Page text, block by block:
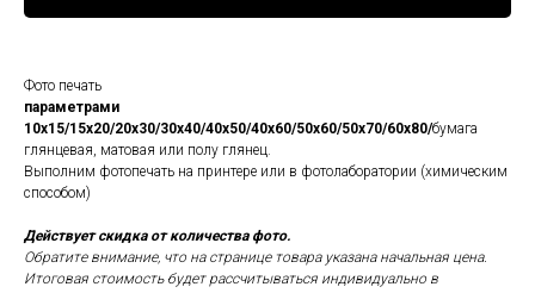
Фото печать
параметрами
10x15/15х20/20х30/30х40/40х50/40х60/50х60/50х70/60х80/бумага
глянцевая, матовая или полу глянец.
Выполним фотопечать на принтере или в фотолаборатории (химическим
способом)
Действует скидка от количества фото.
Обратите внимание, что на странице товара указана начальная цена.
Итоговая стоимость будет рассчитываться индивидуально в